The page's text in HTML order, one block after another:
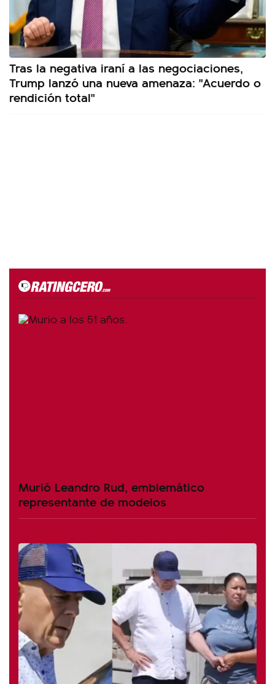
Tras la negativa iraní a las negociaciones,
Trump lanzó una nueva amenaza: "Acuerdo o
rendición total"
Murió Leandro Rud, emblemático
representante de modelos